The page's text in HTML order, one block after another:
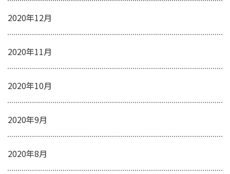
2020年12月
2020年11月
2020年10月
2020年9月
2020年8月